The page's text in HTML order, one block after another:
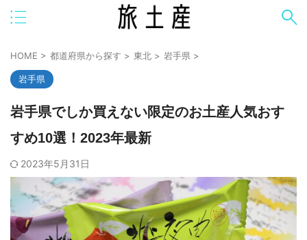
HOME > 都道府県から探す > 東北 > 岩手県 >
岩手県
岩手県でしか買えない限定のお土産人気おす
すめ10選！2023年最新
2023年5月31日